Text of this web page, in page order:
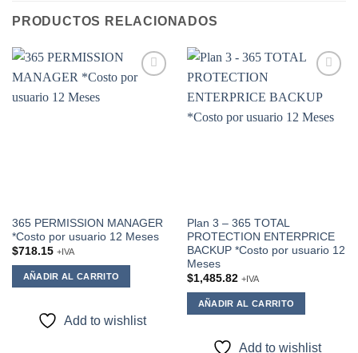
PRODUCTOS RELACIONADOS
365 PERMISSION MANAGER
*Costo por usuario 12 Meses
$718.15 +IVA
AÑADIR AL CARRITO
Add to wishlist
wishlist
Plan 3 – 365 TOTAL
PROTECTION ENTERPRICE
BACKUP *Costo por usuario 12
Meses
$1,485.82 +IVA
AÑADIR AL CARRITO
Add to wishlist